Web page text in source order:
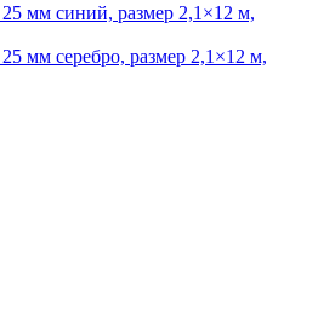
мм синий, размер 2,1×12 м,
мм серебро, размер 2,1×12 м,